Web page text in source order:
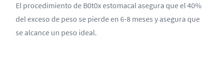
El procedimiento de B0t0x estomacal asegura que el 40%
del exceso de peso se pierde en 6-8 meses y asegura que
se alcance un peso ideal.